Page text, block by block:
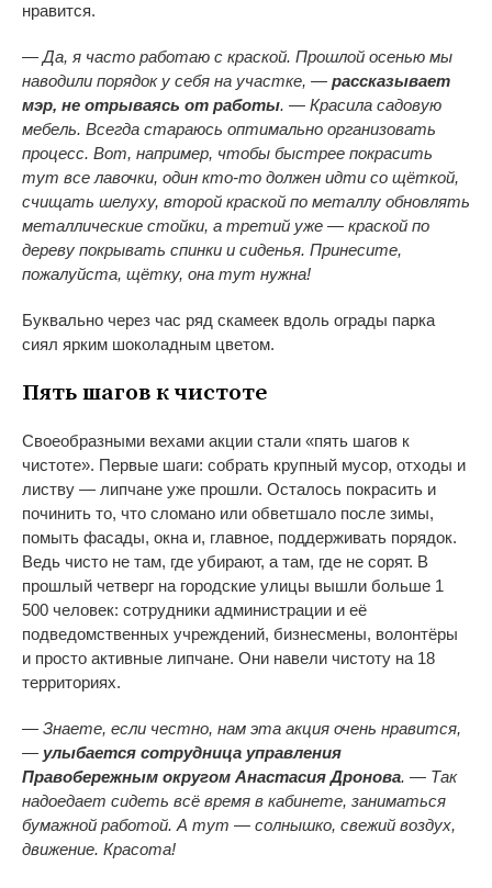
нравится.
— Да, я часто работаю с краской. Прошлой осенью мы
наводили порядок у себя на участке, — рассказывает
мэр, не отрываясь от работы. — Красила садовую
мебель. Всегда стараюсь оптимально организовать
процесс. Вот, например, чтобы быстрее покрасить
тут все лавочки, один кто-то должен идти со щёткой,
счищать шелуху, второй краской по металлу обновлять
металлические стойки, а третий уже — краской по
дереву покрывать спинки и сиденья. Принесите,
пожалуйста, щётку, она тут нужна!
Буквально через час ряд скамеек вдоль ограды парка
сиял ярким шоколадным цветом.
Пять шагов к чистоте
Своеобразными вехами акции стали «пять шагов к
чистоте». Первые шаги: собрать крупный мусор, отходы и
листву — липчане уже прошли. Осталось покрасить и
починить то, что сломано или обветшало после зимы,
помыть фасады, окна и, главное, поддерживать порядок.
Ведь чисто не там, где убирают, а там, где не сорят. В
прошлый четверг на городские улицы вышли больше 1
500 человек: сотрудники администрации и её
подведомственных учреждений, бизнесмены, волонтёры
и просто активные липчане. Они навели чистоту на 18
территориях.
— Знаете, если честно, нам эта акция очень нравится,
— улыбается сотрудница управления
Правобережным округом Анастасия Дронова. — Так
надоедает сидеть всё время в кабинете, заниматься
бумажной работой. А тут — солнышко, свежий воздух,
движение. Красота!